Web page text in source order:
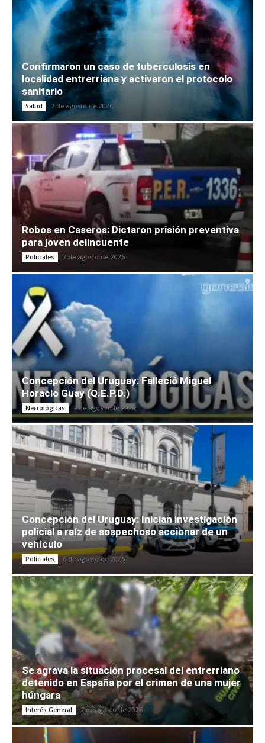
Confirmaron un caso de tuberculosis en
localidad entrerriana y activaron el protocolo
sanitario
Salud 7 de agosto de 2026
Robos en Caseros: Dictaron prisión preventiva
para joven delincuente
Policiales 7 de agosto de 2026
Concepción del Uruguay: Falleció Miguel
Horacio Guay (Q.E.P.D.)
Necrológicas 7 de agosto de 2026
Concepción del Uruguay: Inician investigación
policial a raíz de sospechoso accionar de un
vehículo
Policiales 6 de agosto de 2026
Se agrava la situación procesal del entrerriano
detenido en España por el crimen de una mujer
húngara
Interés General 7 de agosto de 2026